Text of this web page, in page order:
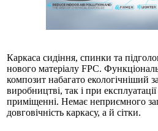
Каркаса сидіння, спинки та
нового матеріалу FPC.
композит набагато екологічніший
виробництві, так і при
приміщенні. Немає неприємного
довговічність каркасу, а й сітки.